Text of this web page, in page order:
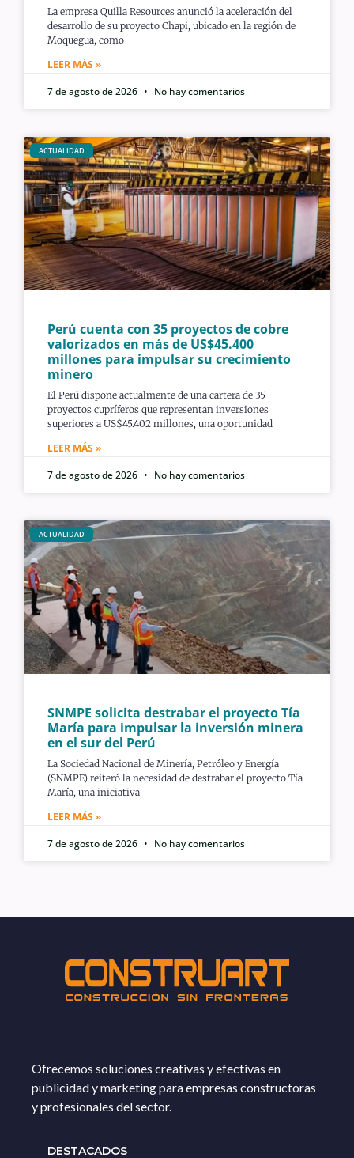
La empresa Quilla Resources anunció la aceleración del
desarrollo de su proyecto Chapi, ubicado en la región de
Moquegua, como
LEER MÁS »
7 de agosto de 2026
No hay comentarios
ACTUALIDAD
Perú cuenta con 35 proyectos de cobre
valorizados en más de US$45.400
millones para impulsar su crecimiento
minero
El Perú dispone actualmente de una cartera de 35
proyectos cupríferos que representan inversiones
superiores a US$45.402 millones, una oportunidad
LEER MÁS »
7 de agosto de 2026
No hay comentarios
ACTUALIDAD
SNMPE solicita destrabar el proyecto Tía
María para impulsar la inversión minera
en el sur del Perú
La Sociedad Nacional de Minería, Petróleo y Energía
(SNMPE) reiteró la necesidad de destrabar el proyecto Tía
María, una iniciativa
LEER MÁS »
7 de agosto de 2026
No hay comentarios
Ofrecemos soluciones creativas y efectivas en
publicidad y marketing para empresas constructoras
y profesionales del sector.
DESTACADOS